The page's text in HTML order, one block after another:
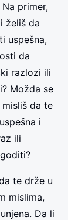
primer,
želiš da
uspešna,
da
razlozi ili
Možda se
da te
i
ili
te drže u
mislima,
Da li